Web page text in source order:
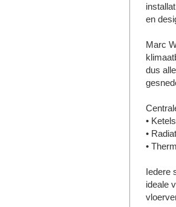
en
Marc
dus
• Ketels
•
•
Iedere
ideale